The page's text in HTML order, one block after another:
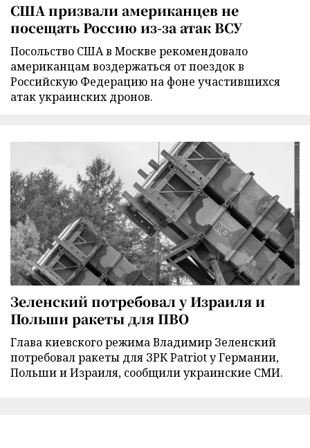
США призвали американцев не
посещать Россию из-за атак ВСУ
Посольство США в Москве рекомендовало
американцам воздержаться от поездок в
Российскую Федерацию на фоне участившихся
атак украинских дронов.
Зеленский потребовал у Израиля и
Польши ракеты для ПВО
Глава киевского режима Владимир Зеленский
потребовал ракеты для ЗРК Patriot у Германии,
Польши и Израиля, сообщили украинские СМИ.